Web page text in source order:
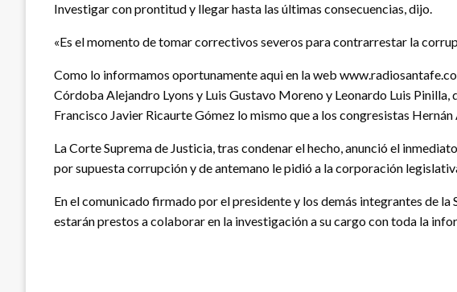
Investigar con prontitud y llegar hasta las últimas consecuencias, dijo.
«Es el momento de tomar correctivos severos para contrarrestar la
Como lo informamos oportunamente aqui en la web
Córdoba Alejandro Lyons y Luis Gustavo Moreno y Leonardo Luis
Francisco Javier Ricaurte Gómez lo mismo que a los congresistas
La Corte Suprema de Justicia, tras condenar el hecho, anunció el
por supuesta corrupción y de antemano le pidió a la corporación
En el comunicado firmado por el presidente y los demás integrantes de
estarán prestos a colaborar en la investigación a su cargo con toda la